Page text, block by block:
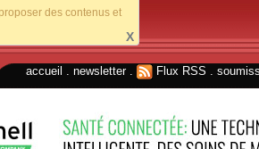
des contenus et
X
accueil newsletter. Flux RSS